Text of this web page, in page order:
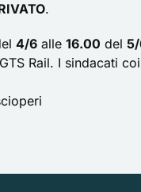
.
4/6 alle 16.00 del
Rail. I sindacati